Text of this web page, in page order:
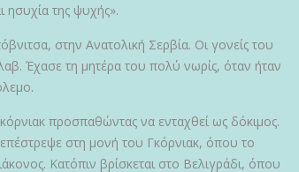
ησυχία της ψυχής».
στην Ανατολική Σερβία. Οι γονείς του
Έχασε τη μητέρα του πολύ νωρίς, όταν ήταν
προσπαθώντας να ενταχθεί ως δόκιμος.
στη μονή του Γκόρνιακ, όπου το
Κατόπιν βρίσκεται στο Βελιγράδι, όπου